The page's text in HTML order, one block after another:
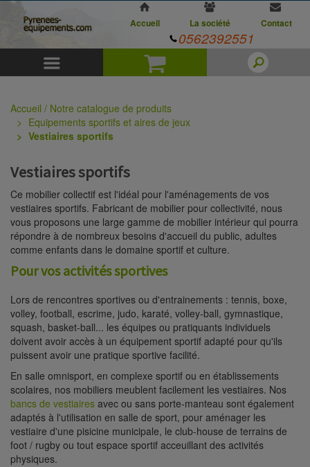
Panier
Accueil La société Contact
0562392551
Accueil / Notre catalogue de produits
Equipements sportifs et aires de jeux
Vestiaires sportifs
Vestiaires sportifs
Ce mobilier collectif est l'idéal pour l'aménagements de vos
vestiaires sportifs. Fabricant de mobilier pour collectivité, nous
vous proposons une large gamme de mobilier intérieur qui pourra
répondre à de nombreux besoins d'accueil du public, adultes
comme enfants dans le domaine sportif et culture.
Pour vos activités sportives
Lors de rencontres sportives ou d'entrainements : tennis, boxe,
volley, football, escrime, judo, karaté, volley-ball, gymnastique,
squash, basket-ball... les équipes ou pratiquants individuels
doivent avoir accès à un équipement sportif adapté pour qu'ils
puissent avoir une pratique sportive facilité.
En salle omnisport, en complexe sportif ou en établissements
scolaires, nos mobiliers meublent facilement les vestiaires. Nos
bancs de vestiaires avec ou sans porte-manteau sont également
adaptés à l'utilisation en salle de sport, pour aménager les
vestiaire d'une pisicine municipale, le club-house de terrains de
foot / rugby ou tout espace sportif acceuillant des activités
physiques.